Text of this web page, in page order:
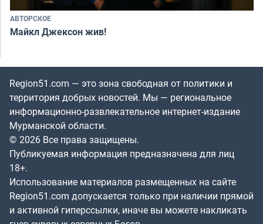
АВТОРСКОЕ
Майкл Джексон жив!
Region51.com — это зона свободная от политики и
территория добрых новостей. Мы — региональное
информационно-развлекательное интернет-издание
Мурманской области.
© 2026 Все права защищены.
Публикуемая информация предназначена для лиц
18+.
Использование материалов размещенных на сайте
Region51.com допускается только при наличии прямой
и активной гиперссылки, иначе вы можете накликать